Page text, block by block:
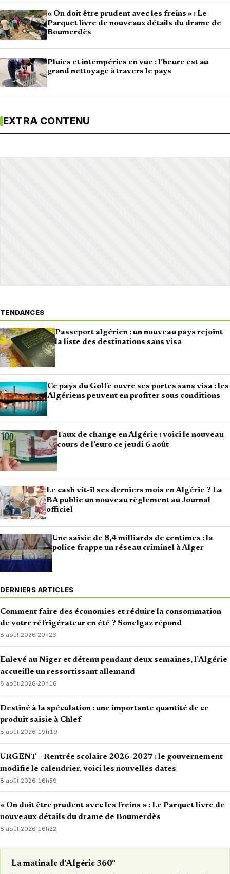
« On doit être prudent avec les freins » : Le
Parquet livre de nouveaux détails du drame de
Boumerdès
Pluies et intempéries en vue : l’heure est au
grand nettoyage à travers le pays
EXTRA CONTENU
TENDANCES
Passeport algérien : un nouveau pays rejoint
la liste des destinations sans visa
Ce pays du Golfe ouvre ses portes sans visa : les
Algériens peuvent en profiter sous conditions
Taux de change en Algérie : voici le nouveau
cours de l’euro ce jeudi 6 août
Le cash vit-il ses derniers mois en Algérie ? La
BA publie un nouveau règlement au Journal
officiel
Une saisie de 8,4 milliards de centimes : la
police frappe un réseau criminel à Alger
DERNIERS ARTICLES
Comment faire des économies et réduire la consommation
de votre réfrigérateur en été ? Sonelgaz répond
8 août 2026·20h26
Enlevé au Niger et détenu pendant deux semaines, l’Algérie
accueille un ressortissant allemand
8 août 2026·20h16
Destiné à la spéculation : une importante quantité de ce
produit saisie à Chlef
8 août 2026·19h19
URGENT – Rentrée scolaire 2026-2027 : le gouvernement
modifie le calendrier, voici les nouvelles dates
8 août 2026· 16h59
« On doit être prudent avec les freins » : Le Parquet livre de
nouveaux détails du drame de Boumerdès
8 août 2026·16h22
La matinale d'Algérie 360°